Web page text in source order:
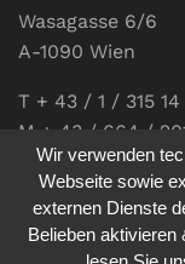
Wasagasse 6/6
A-1090 Wien
T + 43 / 1 / 315 14
M + 43 / 664 /
E-Mail:
Homepage:
Wir verwenden
Webseite sowie
externen Dienste
Belieben aktivieren